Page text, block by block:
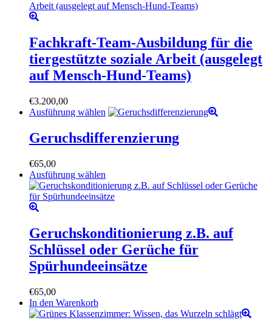
weist
auf.
Die
Optionen
können
auf
gewählt
Fachkraft-Team-Ausbildung für die
tiergestützte soziale Arbeit (ausgelegt
auf Mensch-Hund-Teams)
€3.200,00
Ausführung wählen Dieses
mehrere
Optionen
können
Produktseite
gewählt
werden
Geruchsdifferenzierung
€65,00
Ausführung wählen
Produkt
weist
auf.
Die
Optionen
können
auf
werden
Geruchskonditionierung z.B. auf
Schlüssel oder Gerüche für
Spürhundeeinsätze
€65,00
In den Warenkorb